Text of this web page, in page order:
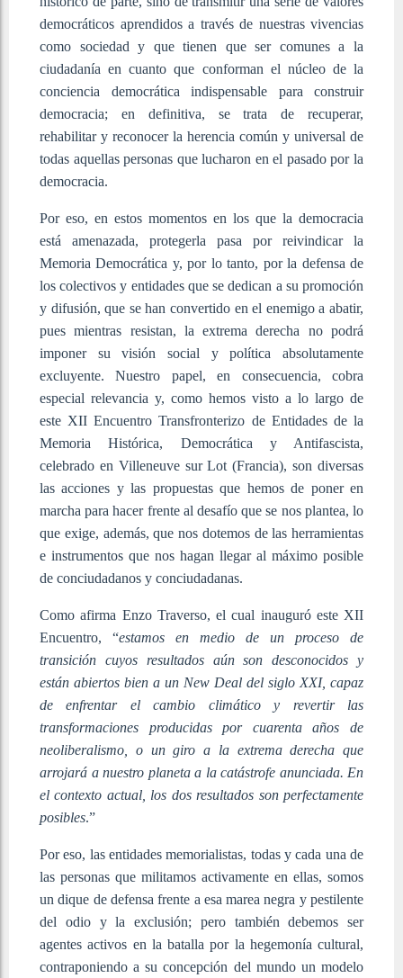
democráticos aprendidos a través de nuestras vivencias
como sociedad y que tienen que ser comunes a la
ciudadanía en cuanto que conforman el núcleo de la
conciencia democrática indispensable para construir
democracia; en definitiva, se trata de recuperar,
rehabilitar y reconocer la herencia común y universal de
todas aquellas personas que lucharon en el pasado por la
democracia.
Por eso, en estos momentos en los que la democracia
está amenazada, protegerla pasa por reivindicar la
Memoria Democrática y, por lo tanto, por la defensa de
los colectivos y entidades que se dedican a su promoción
y difusión, que se han convertido en el enemigo a abatir,
pues mientras resistan, la extrema derecha no podrá
imponer su visión social y política absolutamente
excluyente. Nuestro papel, en consecuencia, cobra
especial relevancia y, como hemos visto a lo largo de
este XII Encuentro Transfronterizo de Entidades de la
Memoria Histórica, Democrática y Antifascista,
celebrado en Villeneuve sur Lot (Francia), son diversas
las acciones y las propuestas que hemos de poner en
marcha para hacer frente al desafío que se nos plantea, lo
que exige, además, que nos dotemos de las herramientas
e instrumentos que nos hagan llegar al máximo posible
de conciudadanos y conciudadanas.
Como afirma Enzo Traverso, el cual inauguró este XII
Encuentro, “estamos en medio de un proceso de
transición cuyos resultados aún son desconocidos y
están abiertos bien a un New Deal del siglo XXI, capaz
de enfrentar el cambio climático y revertir las
transformaciones producidas por cuarenta años de
neoliberalismo, o un giro a la extrema derecha que
arrojará a nuestro planeta a la catástrofe anunciada. En
el contexto actual, los dos resultados son perfectamente
posibles.”
Por eso, las entidades memorialistas, todas y cada una de
las personas que militamos activamente en ellas, somos
un dique de defensa frente a esa marea negra y pestilente
del odio y la exclusión; pero también debemos ser
agentes activos en la batalla por la hegemonía cultural,
contraponiendo a su concepción del mundo un modelo